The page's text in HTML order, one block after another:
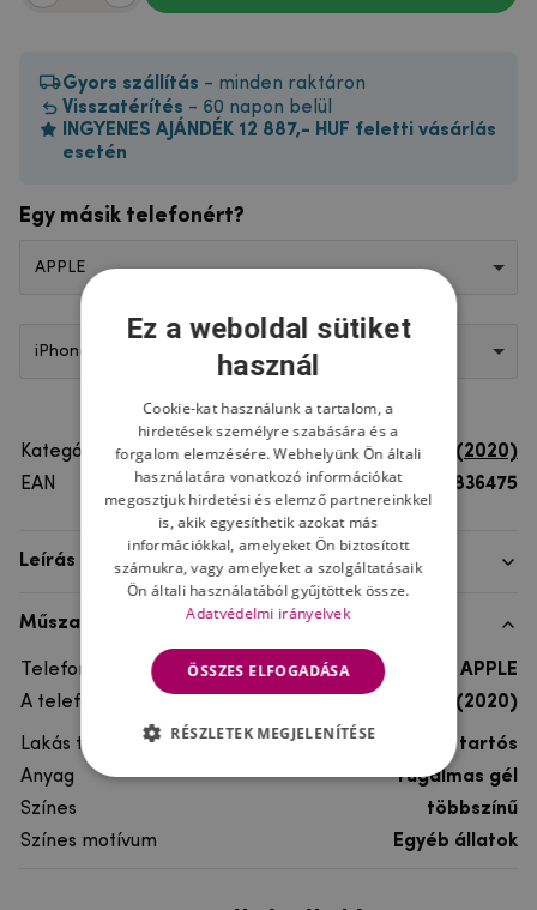
Gyors szállítás - minden raktáron
Visszatérítés - 60 napon belül
INGYENES AJÁNDÉK 12 887,- HUF feletti vásárlás
esetén
Egy másik telefonért?
APPLE
iPhone SE (2020)
Kategória
iPhone SE (2020)
EAN
8596579836475
Leírás
Műszaki adatok
Telefon márka
APPLE
A telefonmodellhez
iPhone SE (2020)
Lakás típusa
Gél, Ultra tartós
Anyag
rugalmas gél
Színes
többszínű
Színes motívum
Egyéb állatok
Ez a weboldal sütiket
használ
Cookie-kat használunk a tartalom, a
hirdetések személyre szabására és a
forgalom elemzésére. Webhelyünk Ön általi
használatára vonatkozó információkat
megosztjuk hirdetési és elemző partnereinkkel
is, akik egyesíthetik azokat más
információkkal, amelyeket Ön biztosított
számukra, vagy amelyeket a szolgáltatásaik
Ön általi használatából gyűjtöttek össze.
Adatvédelmi irányelvek
ÖSSZES ELFOGADÁSA
RÉSZLETEK MEGJELENÍTÉSE